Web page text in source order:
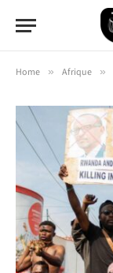
Home » Afrique »